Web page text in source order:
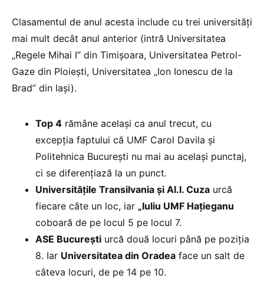
Clasamentul de anul acesta include cu trei universități
mai mult decât anul anterior (intră Universitatea
„Regele Mihai I” din Timișoara, Universitatea Petrol-
Gaze din Ploiești, Universitatea „Ion Ionescu de la
Brad” din Iași).
Top 4 rămâne același ca anul trecut, cu
excepția faptului că UMF Carol Davila și
Politehnica București nu mai au același punctaj,
ci se diferențiază la un punct.
Universitățile Transilvania și Al.I. Cuza urcă
fiecare câte un loc, iar „Iuliu UMF Hațieganu
coboară de pe locul 5 pe locul 7.
ASE București urcă două locuri până pe poziția
8. Iar Universitatea din Oradea face un salt de
câteva locuri, de pe 14 pe 10.